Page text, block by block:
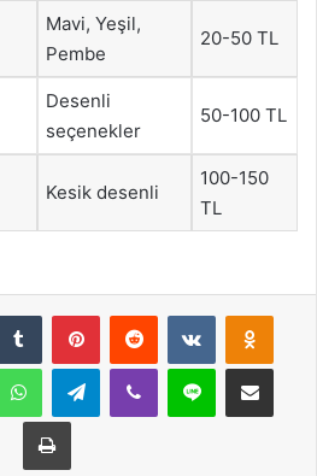
Mavi, Yeşil,
Pembe
20-50 TL
Desenli
seçenekler
50-100 TL
Kesik desenli
100-150
TL
Tumblr PinterestReddit VKontakte
WhatsAppTelegramViber Line E-Posta ile
Yazdır